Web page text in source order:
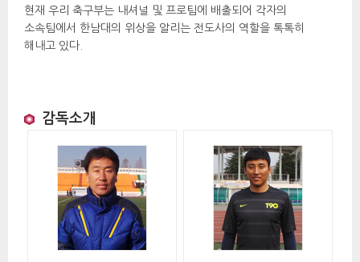
현재 우리 축구부는 내셔널 및 프로팀에 배출되어 각자의
소속팀에서 한남대의 위상을 알리는 전도사의 역할을 톡톡히
해내고 있다.
감독소개